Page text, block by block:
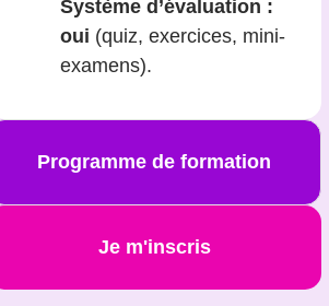
Système d’évaluation :
oui (quiz, exercices, mini-
examens).
Programme de formation
Je m'inscris